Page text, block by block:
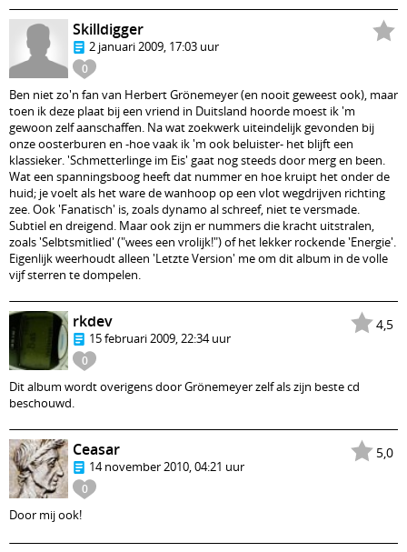
0
Skilldigger
2 januari 2009, 17:03 uur
Ben niet zo'n fan van Herbert Grönemeyer (en nooit geweest ook), maar
toen ik deze plaat bij een vriend in Duitsland hoorde moest ik 'm
gewoon zelf aanschaffen. Na wat zoekwerk uiteindelijk gevonden bij
onze oosterburen en -hoe vaak ik 'm ook beluister- het blijft een
klassieker. 'Schmetterlinge im Eis' gaat nog steeds door merg en been.
Wat een spanningsboog heeft dat nummer en hoe kruipt het onder de
huid; je voelt als het ware de wanhoop op een vlot wegdrijven richting
zee. Ook 'Fanatisch' is, zoals dynamo al schreef, niet te versmade.
Subtiel en dreigend. Maar ook zijn er nummers die kracht uitstralen,
zoals 'Selbtsmitlied' ("wees een vrolijk!") of het lekker rockende 'Energie'.
Eigenlijk weerhoudt alleen 'Letzte Version' me om dit album in de volle
vijf sterren te dompelen.
4,5
0
rkdev
15 februari 2009, 22:34 uur
Dit album wordt overigens door Grönemeyer zelf als zijn beste cd
beschouwd.
5,0
0
Ceasar
14 november 2010, 04:21 uur
Door mij ook!